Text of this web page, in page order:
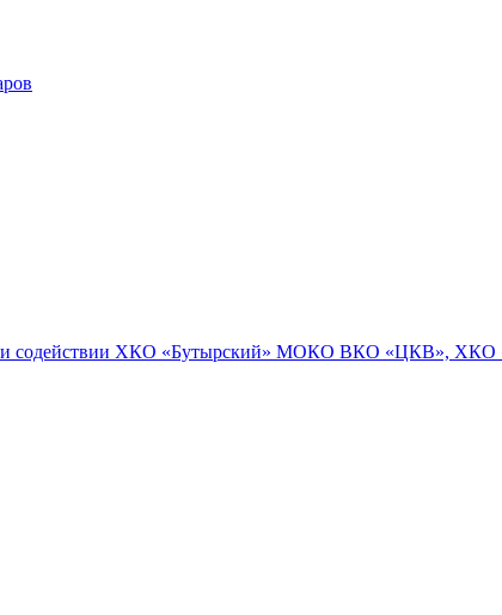
содействии ХКО «Бутырский» МОКО ВКО «ЦКВ», ХКО